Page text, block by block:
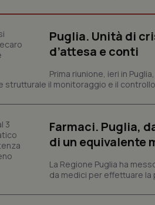
Puglia. Unità di
d’attesa e conti
Prima riunione, ieri in
strutturale il monitoraggio e il
Farmaci. Puglia,
di un equivalente
La Regione Puglia ha
da medici per effettuare la
I cookie necessari
e l'accesso alle aree
Nome